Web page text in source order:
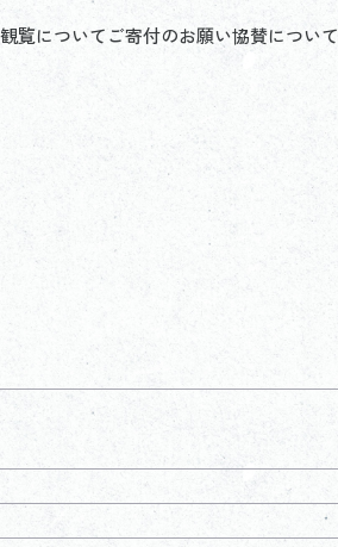
観覧についてご寄付のお願い協賛について